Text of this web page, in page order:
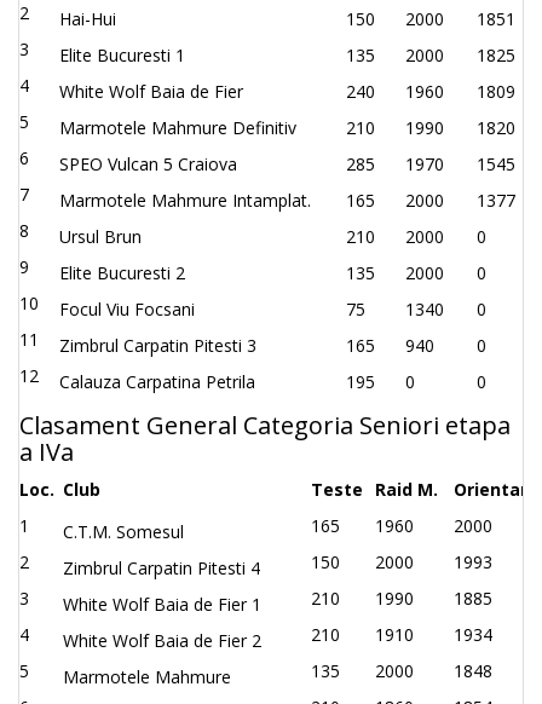
2
Hai-Hui 150 2000
1851
3
Elite Bucuresti 1 135 2000
1825
4
White Wolf Baia de Fier 240 1960
1809
5
Marmotele Mahmure Definitiv 210 1990
1820
6
SPEO Vulcan 5 Craiova 285 1970
1545
7
Marmotele Mahmure Intamplat. 165 2000
1377
8
Ursul Brun 210 2000
0
9
Elite Bucuresti 2 135 2000
0
10
Focul Viu Focsani 75 1340
0
11
Zimbrul Carpatin Pitesti 3 165 940
0
12
Calauza Carpatina Petrila 195 0 0
Clasament General Categoria Seniori etapa
a IVa
Loc. Club Teste Raid M.
Orientare
1
C.T.M. Somesul 165 1960
2000
2
Zimbrul Carpatin Pitesti 4 150 2000
1993
3
White Wolf Baia de Fier 1 210 1990
1885
4
White Wolf Baia de Fier 2 210 1910
1934
5
Marmotele Mahmure 135 2000
1848